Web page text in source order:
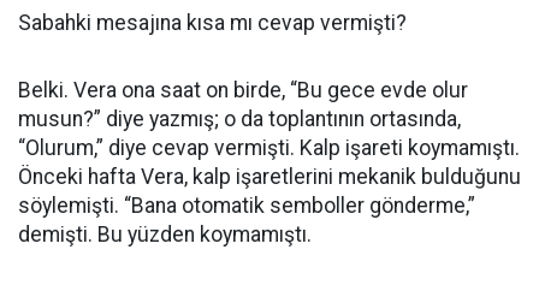
Sabahki mesajına kısa mı cevap vermişti?
Belki. Vera ona saat on birde, “Bu gece evde olur
musun?” diye yazmış; o da toplantının ortasında,
“Olurum,” diye cevap vermişti. Kalp işareti koymamıştı.
Önceki hafta Vera, kalp işaretlerini mekanik bulduğunu
söylemişti. “Bana otomatik semboller gönderme,”
demişti. Bu yüzden koymamıştı.